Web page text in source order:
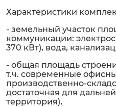
Характеристики
- земельный участок
коммуникации:
370 кВт), вода,
- общая площадь
т.ч. современные
производственно-
достаточная для
территория),